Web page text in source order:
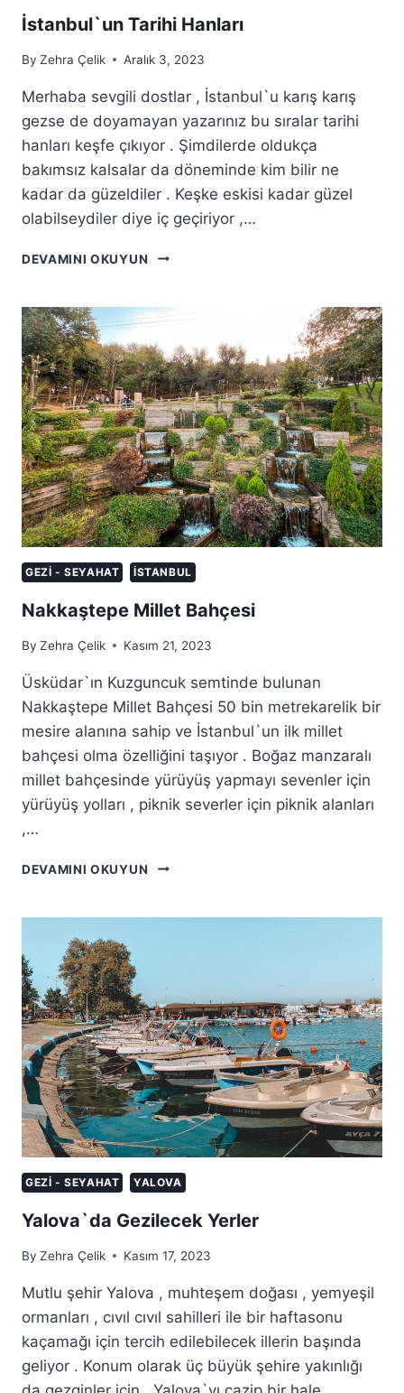
İstanbul`un Tarihi Hanları
By Zehra Çelik Aralık 3, 2023
Merhaba sevgili dostlar , İstanbul`u karış karış
gezse de doyamayan yazarınız bu sıralar tarihi
hanları keşfe çıkıyor . Şimdilerde oldukça
bakımsız kalsalar da döneminde kim bilir ne
kadar da güzeldiler . Keşke eskisi kadar güzel
olabilseydiler diye iç geçiriyor ,…
DEVAMINI OKUYUN
İSTANBUL`UN
GEZI - SEYAHAT İSTANBUL
Nakkaştepe Millet Bahçesi
By Zehra Çelik Kasım 21, 2023
Üsküdar`ın Kuzguncuk semtinde bulunan
Nakkaştepe Millet Bahçesi 50 bin metrekarelik bir
mesire alanına sahip ve İstanbul`un ilk millet
bahçesi olma özelliğini taşıyor . Boğaz manzaralı
millet bahçesinde yürüyüş yapmayı sevenler için
yürüyüş yolları , piknik severler için piknik alanları
,…
DEVAMINI OKUYUN
NAKKAŞTEPE
GEZI - SEYAHAT YALOVA
Yalova`da Gezilecek Yerler
By Zehra Çelik Kasım 17, 2023
Mutlu şehir Yalova , muhteşem doğası , yemyeşil
ormanları , cıvıl cıvıl sahilleri ile bir haftasonu
kaçamağı için tercih edilebilecek illerin başında
geliyor . Konum olarak üç büyük şehire yakınlığı